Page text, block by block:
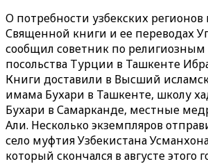
О потребности узбекских регионов
Священной книги и ее переводах
сообщил советник по религиозным
посольства Турции в Ташкенте
Книги доставили в Высший
имама Бухари в Ташкенте, школу
Бухари в Самарканде, местные
Али. Несколько экземпляров
село муфтия Узбекистана
который скончался в августе этого